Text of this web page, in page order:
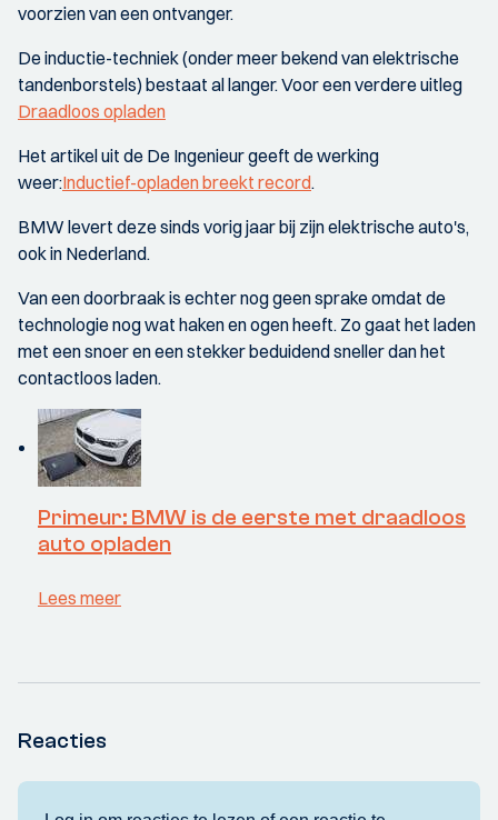
voorzien van een ontvanger.
De inductie-techniek (onder meer bekend van elektrische
tandenborstels) bestaat al langer. Voor een verdere uitleg
Draadloos opladen
Het artikel uit de De Ingenieur geeft de werking
weer:Inductief-opladen breekt record.
BMW levert deze sinds vorig jaar bij zijn elektrische auto's,
ook in Nederland.
Van een doorbraak is echter nog geen sprake omdat de
technologie nog wat haken en ogen heeft. Zo gaat het laden
met een snoer en een stekker beduidend sneller dan het
contactloos laden.
Primeur: BMW is de eerste met draadloos
auto opladen
Lees meer
Reacties